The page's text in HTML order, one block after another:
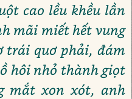
cao lều khều lần
mãi miết hết vung
trái quơ phải, đám
hôi nhỏ thành giọt
mắt xon xót, anh